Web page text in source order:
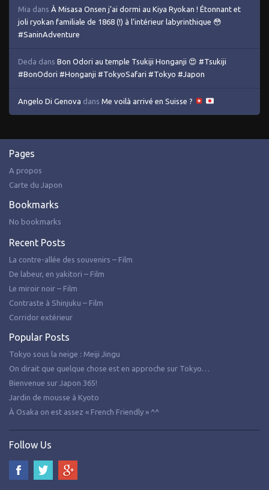
Mia dans À Misasa Onsen j’ai dormi au Kiya Ryokan ! Étonnant et
joli ryokan familiale de 1868 (!) à l’intérieur labyrinthique 😳
#SaninAdventure
Deda dans Bon Odori au temple Tsukiji Honganji 😍 #Tsukiji
#BonOdori #Honganji #TokyoSafari #Tokyo #Japon
Angelo Di Genova dans Me voilà arrivé en Suisse ?
Pages
A propos
Carte du Japon
Bookmarks
No bookmarks
Recent Posts
La contre-allée des souvenirs – Film
De labeur, en yakitori – Film
Le miroir noir – Film
Contraste à Shinjuku – Film
Corridor extérieur
Popular Posts
Tokyo sous la neige : Meiji Jingu
On dirait que quelque chose est en approche sur Tokyo…
Bienvenue sur Japon 365!
Jardin de mousse à Kyoto
À Osaka on est assez « French Friendly » ^^
Follow Us